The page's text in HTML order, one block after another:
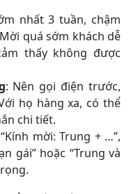
nhất 3 tuần, chậm
quá sớm khách dễ
thấy không được
: Nên gọi điện trước,
họ hàng xa, có thể
chi tiết.
mời: Trung + …”,
gái” hoặc “Trung và